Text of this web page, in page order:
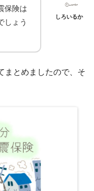
しろいるか
保険は
しょう
まとめましたので、そ